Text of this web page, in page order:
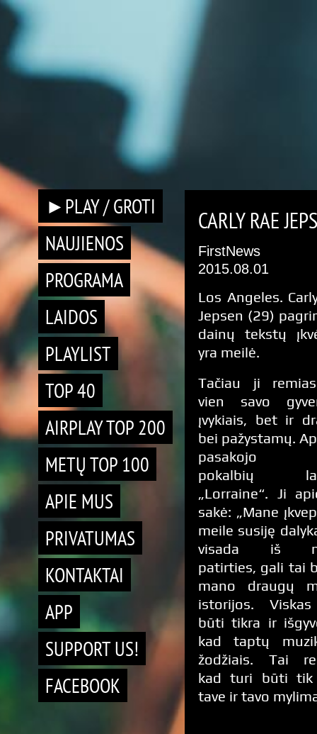
►PLAY / GROTI
NAUJIENOS
PROGRAMA
LAIDOS
PLAYLIST
TOP 40
AIRPLAY TOP 200
METŲ TOP 100
APIE MUS
PRIVATUMAS
KONTAKTAI
APP
SUPPORT US!
FACEBOOK
CARLY RAE
FirstNews
2015.08.01
Los Angeles.
Jepsen (29)
dainų tekstų
yra meilė.
Tačiau ji
vien savo
įvykiais, bet ir
bei pažystamų.
pasakojo
pokalbių
„Lorraine“. Ji
sakė: „Mane
meile susiję
visada iš
patirties, gali tai
mano draugų
istorijos.
būti tikra ir
kad taptų
žodžiais. Tai
kad turi būti tik
tave ir tavo